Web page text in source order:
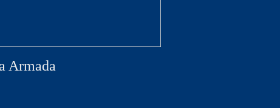
Armada